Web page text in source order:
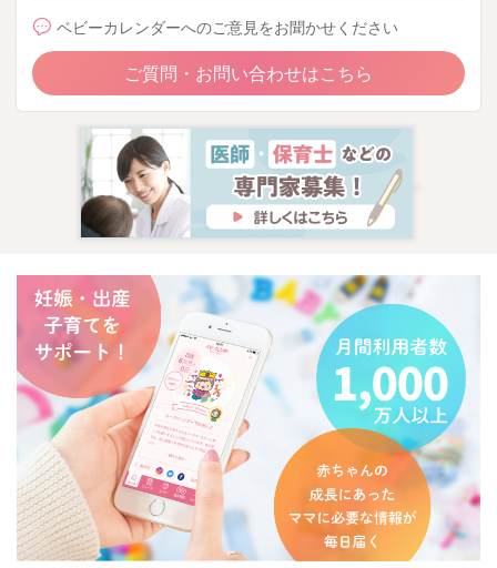
ベビーカレンダーへのご意見をお聞かせください
ご質問・お問い合わせはこちら